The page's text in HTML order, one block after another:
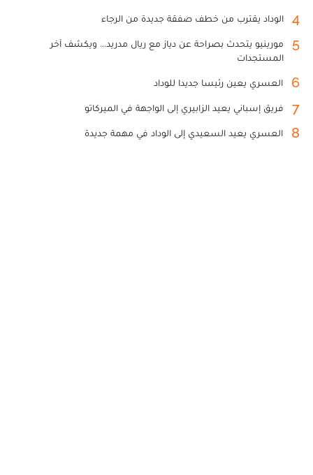
4 الوداد يقترب من خطف صفقة جديدة من الرجاء
5
مورينيو يتحدث بصراحة عن دياز مع ريال مدريد... ويكشف آخر
المستجدات
6 العسري يعين رئيسا جديدا للوداد
7 فريق إسباني يعيد الزابيري إلى الواجهة في الميركاتو
8 العسري يعيد السعيدي إلى الوداد في مهمة جديدة